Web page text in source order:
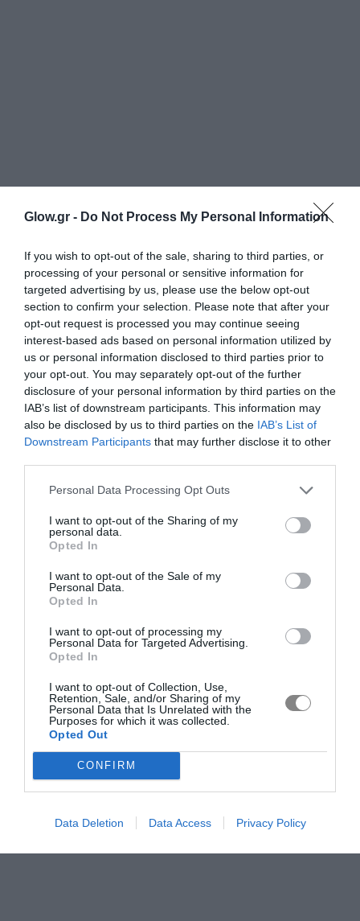
Glow.gr - Do Not Process My Personal Information
If you wish to opt-out of the sale, sharing to third parties, or
processing of your personal or sensitive information for
targeted advertising by us, please use the below opt-out
section to confirm your selection. Please note that after your
opt-out request is processed you may continue seeing
interest-based ads based on personal information utilized by
us or personal information disclosed to third parties prior to
your opt-out. You may separately opt-out of the further
disclosure of your personal information by third parties on the
IAB’s list of downstream participants. This information may
also be disclosed by us to third parties on the IAB’s List of
Downstream Participants that may further disclose it to other
Personal Data Processing Opt Outs
I want to opt-out of the Sharing of my
personal data.
Opted In
I want to opt-out of the Sale of my
Personal Data.
Opted In
I want to opt-out of processing my
Personal Data for Targeted Advertising.
Opted In
I want to opt-out of Collection, Use,
Retention, Sale, and/or Sharing of my
Personal Data that Is Unrelated with the
Purposes for which it was collected.
Opted Out
CONFIRM
Data Deletion Data Access Privacy Policy